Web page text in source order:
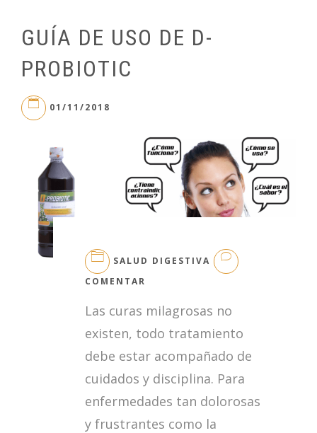
GUÍA DE USO DE D-
PROBIOTIC
01/11/2018
SALUD DIGESTIVA
COMENTAR
DE
DE
D-
Las curas milagrosas no
existen, todo tratamiento
debe estar acompañado de
cuidados y disciplina. Para
enfermedades tan dolorosas
y frustrantes como la